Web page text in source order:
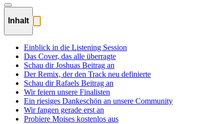
Inhalt
Einblick in die Listening Session
Das Cover, das alle überragte
Schau dir Joshuas Beitrag an
Der Remix, der den Track neu definierte
Schau dir Rafaels Beitrag an
Wir feiern unsere Finalisten
Ein riesiges Dankeschön an unsere Community
Wir fangen gerade erst an
Probiere Moises kostenlos aus